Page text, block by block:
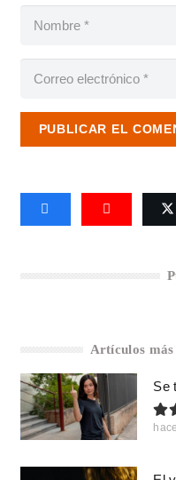
PUBLICAR EL
Artículos
Se